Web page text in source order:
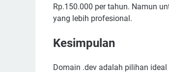
Rp.150.000 per tahun. Namun
yang lebih profesional.
Kesimpulan
Domain .dev adalah pilihan